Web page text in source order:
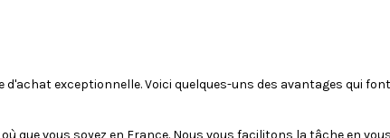
exceptionnelle. Voici quelques-uns des avantages qui
où que vous soyez en France. Nous vous facilitons la tâche en